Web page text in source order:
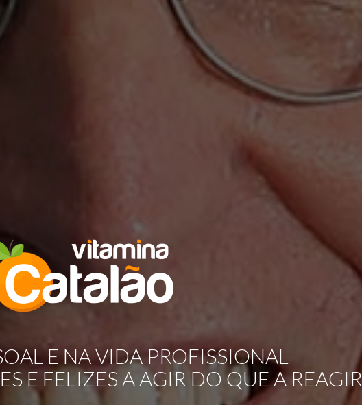
E NA VIDA PROFISSIONAL
E FELIZES A AGIR DO QUE A REAGIR